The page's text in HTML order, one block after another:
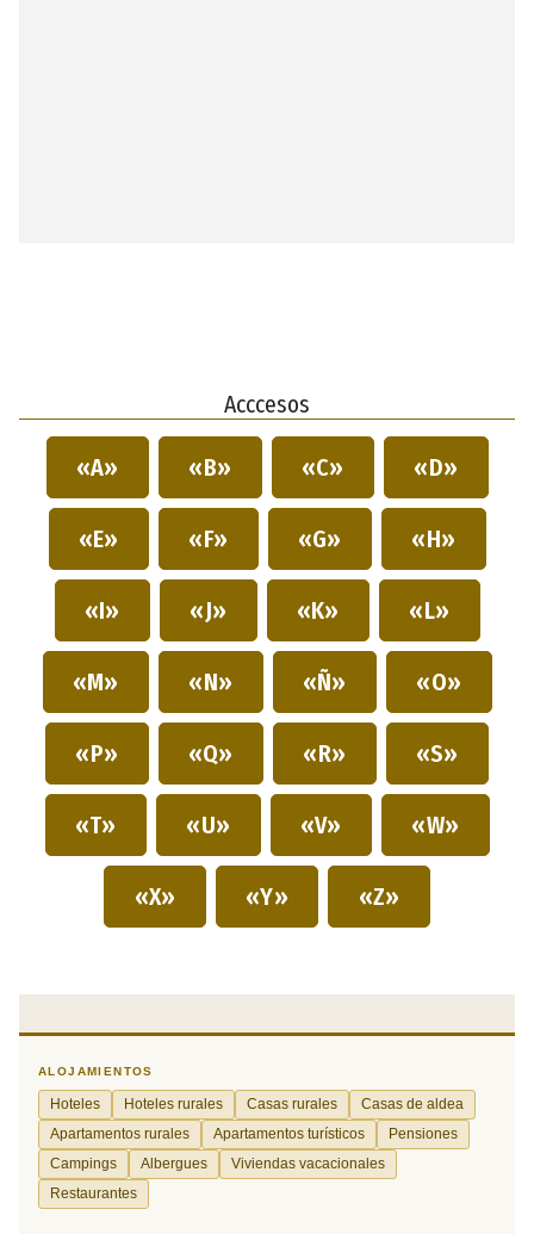
Acccesos
«A» «B» «C» «D»
«E» «F» «G» «H»
«I» «J» «K» «L»
«M» «N» «Ñ» «O»
«P» «Q» «R» «S»
«T» «U» «V» «W»
«X» «Y» «Z»